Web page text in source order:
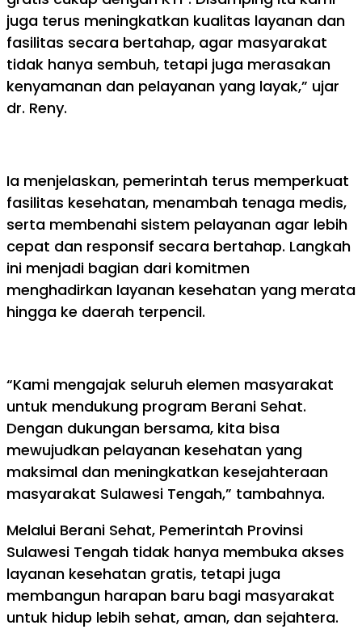
juga terus meningkatkan kualitas layanan dan
fasilitas secara bertahap, agar masyarakat
tidak hanya sembuh, tetapi juga merasakan
kenyamanan dan pelayanan yang layak,” ujar
dr. Reny.
Ia menjelaskan, pemerintah terus memperkuat
fasilitas kesehatan, menambah tenaga medis,
serta membenahi sistem pelayanan agar lebih
cepat dan responsif secara bertahap. Langkah
ini menjadi bagian dari komitmen
menghadirkan layanan kesehatan yang merata
hingga ke daerah terpencil.
“Kami mengajak seluruh elemen masyarakat
untuk mendukung program Berani Sehat.
Dengan dukungan bersama, kita bisa
mewujudkan pelayanan kesehatan yang
maksimal dan meningkatkan kesejahteraan
masyarakat Sulawesi Tengah,” tambahnya.
Melalui Berani Sehat, Pemerintah Provinsi
Sulawesi Tengah tidak hanya membuka akses
layanan kesehatan gratis, tetapi juga
membangun harapan baru bagi masyarakat
untuk hidup lebih sehat, aman, dan sejahtera.